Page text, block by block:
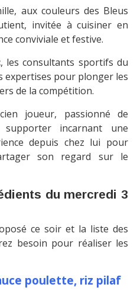
aux couleurs des Bleus
invitée à cuisiner en
conviviale et festive.
, les consultants sportifs du
expertises pour plonger les
de la compétition.
joueur, passionné de
incarnant une
depuis chez lui pour
son regard sur le
du mercredi 3
ce soir et la liste des
besoin pour réaliser les
poulette, riz pilaf